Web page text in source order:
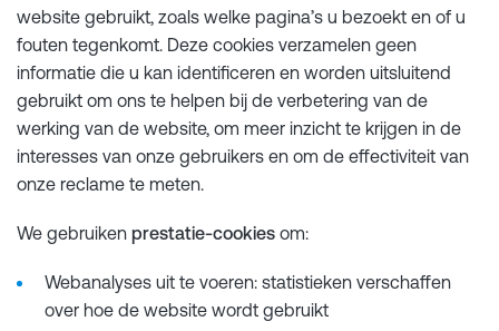
website gebruikt, zoals welke pagina’s u bezoekt en of u
fouten tegenkomt. Deze cookies verzamelen geen
informatie die u kan identificeren en worden uitsluitend
gebruikt om ons te helpen bij de verbetering van de
werking van de website, om meer inzicht te krijgen in de
interesses van onze gebruikers en om de effectiviteit van
onze reclame te meten.
We gebruiken prestatie-cookies om:
Webanalyses uit te voeren: statistieken verschaffen
over hoe de website wordt gebruikt